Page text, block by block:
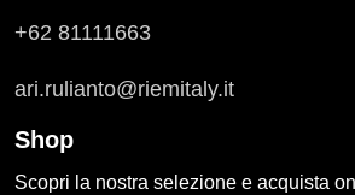
+62 81111663
ari.rulianto@riemitaly.it
Shop
Scopri la nostra selezione e acquista